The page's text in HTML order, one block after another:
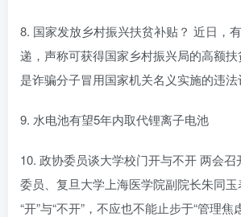
8. 国家发放乡村振兴扶贫补贴？ 近日，
递，声称可获得国家乡村振兴局的高额
是诈骗分子冒用国家机关名义实施的违法
9. 水电池有望5年内取代锂离子电池
10. 政协委员谈大学校门开与不开 两会
委员、复旦大学上海医学院副院长朱同
“开”与“不开”，不应也不能止步于“管理焦虑